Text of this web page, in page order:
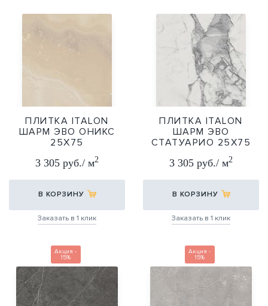
ПЛИТКА ITALON
ШАРМ ЭВО ОНИКС
25Х75
3 305 руб./ м2
В КОРЗИНУ
Заказать в 1 клик
ПЛИТКА ITALON
ШАРМ ЭВО
СТАТУАРИО 25Х75
3 305 руб./ м2
В КОРЗИНУ
Заказать в 1 клик
Акция -
15%
Акция -
15%